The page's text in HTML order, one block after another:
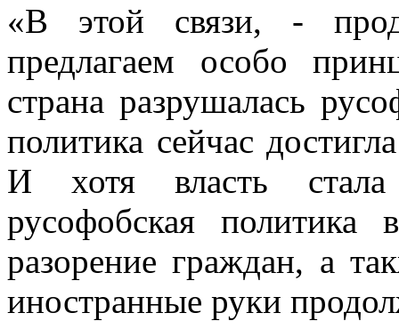
«В этой связи, -
предлагаем особо
страна разрушалась
политика сейчас
И хотя власть стала
русофобская
разорение граждан, а
иностранные руки